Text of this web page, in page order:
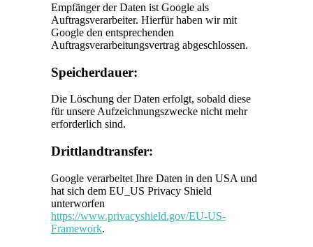
Empfänger der Daten ist Google als
Auftragsverarbeiter. Hierfür haben wir mit
Google den entsprechenden
Auftragsverarbeitungsvertrag abgeschlossen.
Speicherdauer:
Die Löschung der Daten erfolgt, sobald diese
für unsere Aufzeichnungszwecke nicht mehr
erforderlich sind.
Drittlandtransfer:
Google verarbeitet Ihre Daten in den USA und
hat sich dem EU_US Privacy Shield
unterworfen
https://www.privacyshield.gov/EU-US-
Framework.